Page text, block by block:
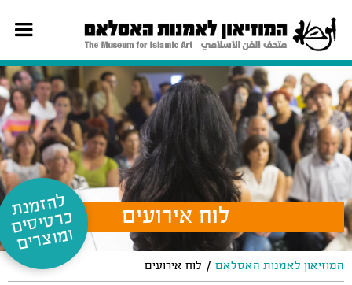
לוח אירועים
המוזיאון לאמנות האסלאם / לוח אירועים
ל
ה
זמ
נת
כ
רט
יס
ים
ומ
וצ
רים